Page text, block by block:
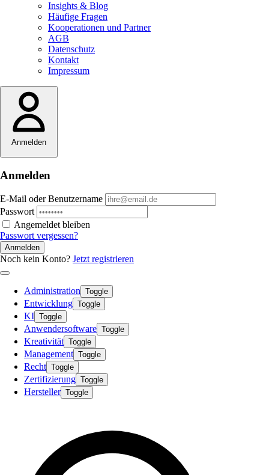
Insights & Blog
Häufige Fragen
Kooperationen und Partner
AGB
Datenschutz
Kontakt
Impressum
Anmelden
Anmelden
E-Mail oder Benutzername
Passwort
Angemeldet bleiben
Passwort vergessen?
Anmelden
Noch kein Konto? Jetzt registrieren
Administration Toggle
Entwicklung Toggle
KI Toggle
Anwendersoftware Toggle
Kreativität Toggle
Management Toggle
Recht Toggle
Zertifizierung Toggle
Hersteller Toggle